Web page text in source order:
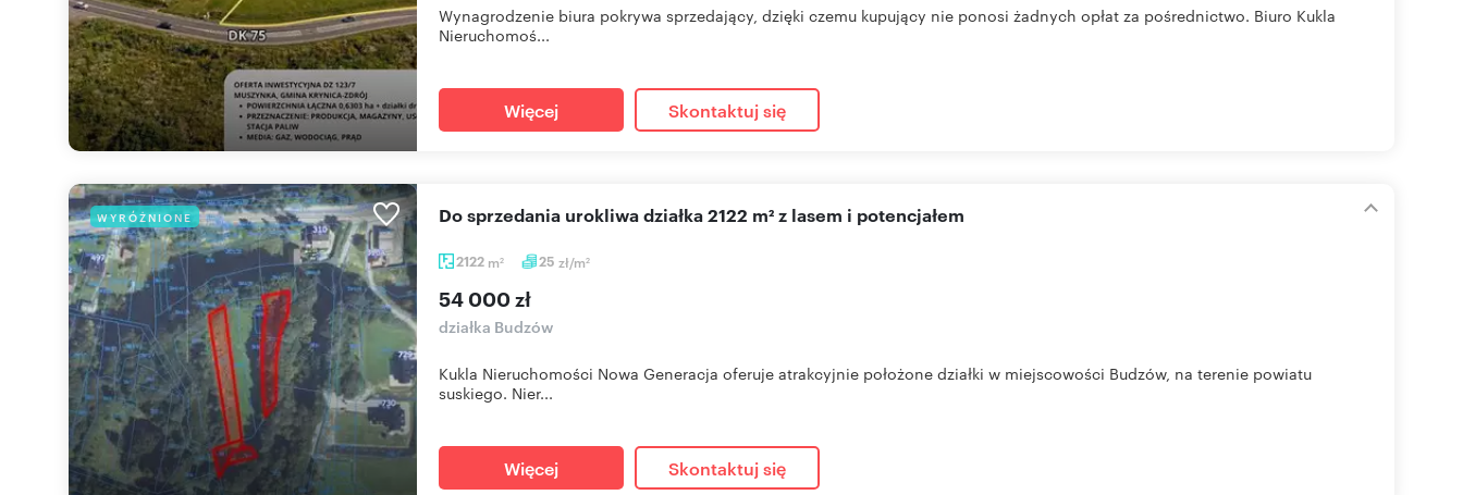
Wynagrodzenie biura pokrywa sprzedający, dzięki czemu kupujący nie ponosi żadnych opłat za pośrednictwo. Biuro Kukla
Nieruchomoś...
Więcej Skontaktuj się
WYRÓŻNIONE
2122 m2 25 zł/m2
Do sprzedania urokliwa działka 2122 m² z lasem i potencjałem
54 000 zł
działka Budzów
Kukla Nieruchomości Nowa Generacja oferuje atrakcyjnie położone działki w miejscowości Budzów, na terenie powiatu
suskiego. Nier...
Więcej Skontaktuj się